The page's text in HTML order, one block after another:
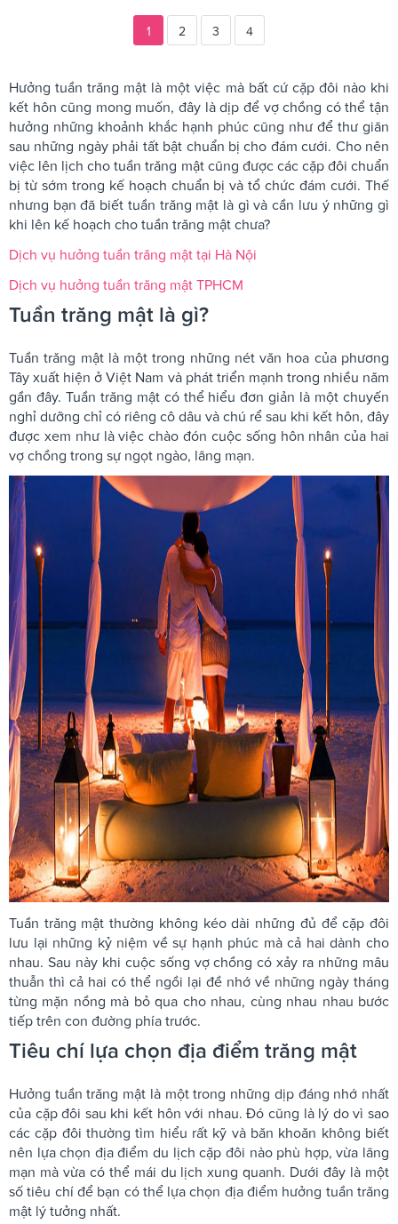
1 2 3 4
Hưởng tuần trăng mật là một việc mà bất cứ cặp đôi nào khi
kết hôn cũng mong muốn, đây là dịp để vợ chồng có thể tận
hưởng những khoảnh khắc hạnh phúc cũng như để thư giãn
sau những ngày phải tất bật chuẩn bị cho đám cưới. Cho nên
việc lên lịch cho tuần trăng mật cũng được các cặp đôi chuẩn
bị từ sớm trong kế hoạch chuẩn bị và tổ chức đám cưới. Thế
nhưng bạn đã biết tuần trăng mật là gì và cần lưu ý những gì
khi lên kế hoạch cho tuần trăng mật chưa?
Dịch vụ hưởng tuần trăng mật tại Hà Nội
Dịch vụ hưởng tuần trăng mật TPHCM
Tuần trăng mật là gì?
Tuần trăng mật là một trong những nét văn hoa của phương
Tây xuất hiện ở Việt Nam và phát triển mạnh trong nhiều năm
gần đây. Tuần trăng mật có thể hiểu đơn giản là một chuyến
nghỉ dưỡng chỉ có riêng cô dâu và chú rể sau khi kết hôn, đây
được xem như là việc chào đón cuộc sống hôn nhân của hai
vợ chồng trong sự ngọt ngào, lãng mạn.
Tuần trăng mật thường không kéo dài những đủ để cặp đôi
lưu lại những kỷ niệm về sự hạnh phúc mà cả hai dành cho
nhau. Sau này khi cuộc sống vợ chồng có xảy ra những mâu
thuẫn thì cả hai có thể ngồi lại đề nhớ về những ngày tháng
từng mặn nồng mà bỏ qua cho nhau, cùng nhau nhau bước
tiếp trên con đường phía trước.
Tiêu chí lựa chọn địa điểm trăng mật
Hưởng tuần trăng mật là một trong những dịp đáng nhớ nhất
của cặp đôi sau khi kết hôn với nhau. Đó cũng là lý do vì sao
các cặp đôi thường tìm hiểu rất kỹ và băn khoăn không biết
nên lựa chọn địa điểm du lịch cặp đôi nào phù hợp, vừa lãng
mạn mà vừa có thể mái du lịch xung quanh. Dưới đây là một
số tiêu chí để bạn có thể lựa chọn địa điểm hưởng tuần trăng
mật lý tưởng nhất.